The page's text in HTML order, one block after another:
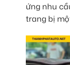
ứng nhu
trang bị